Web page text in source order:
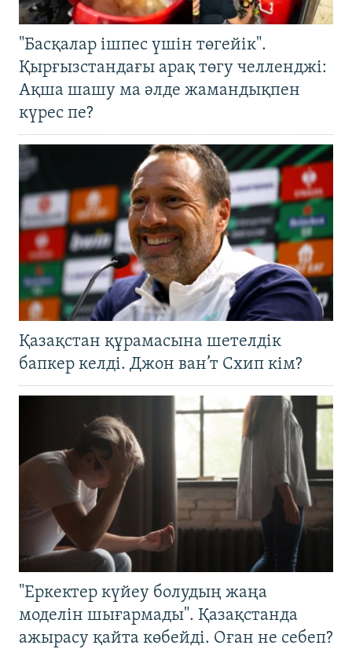
"Басқалар ішпес үшін төгейік".
Қырғызстандағы арақ төгу челленджі:
Ақша шашу ма әлде жамандықпен
күрес пе?
Қазақстан құрамасына шетелдік
бапкер келді. Джон ван’т Схип кім?
"Еркектер күйеу болудың жаңа
моделін шығармады". Қазақстанда
ажырасу қайта көбейді. Оған не себеп?